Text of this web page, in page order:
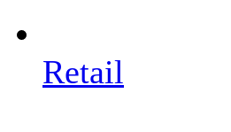
Retail